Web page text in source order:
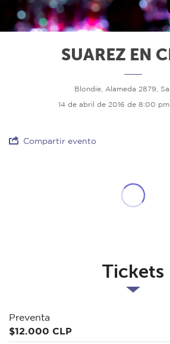
SUAREZ EN
Blondie, Alameda 2879,
14 de abril de 2016 de 8:00 pm
Compartir evento
Tickets
Preventa
$12.000 CLP